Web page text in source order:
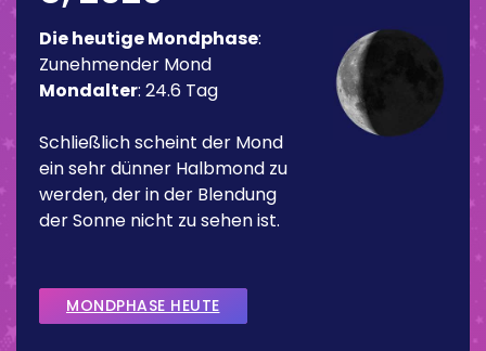
Die heutige Mondphase:
Zunehmender Mond
Mondalter: 24.6 Tag
Schließlich scheint der Mond
ein sehr dünner Halbmond zu
werden, der in der Blendung
der Sonne nicht zu sehen ist.
MONDPHASE HEUTE